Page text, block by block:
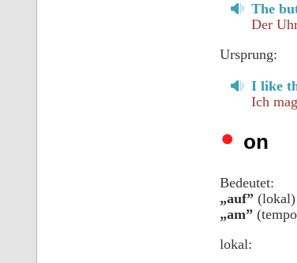
The
Der
Ursprung:
I like
Ich
on
Bedeutet:
„auf” (lokal)
„am”
lokal: